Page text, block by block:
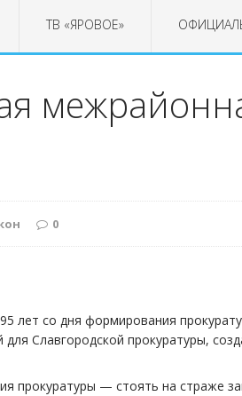
ТВ «ЯРОВОЕ»
0
лет со дня формирования
Славгородской прокуратуры,
прокуратуры — стоять на страже